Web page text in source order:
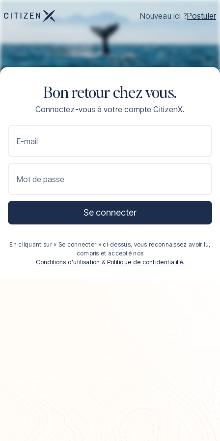
Nouveau ici ?Postuler
Bon retour chez vous.
Connectez-vous à votre compte CitizenX.
E-mail
Mot de passe
Se connecter
En cliquant sur « Se connecter » ci-dessus, vous reconnaissez avoir lu,
compris et accepté nos
Conditions d'utilisation & Politique de confidentialité.